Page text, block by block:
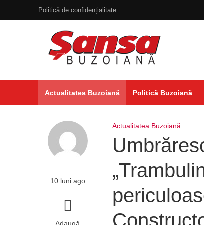
Politică de confidențialitate
Actualitatea Buzoiană Politică Buzoiană
10 luni ago
Actualitatea Buzoiană